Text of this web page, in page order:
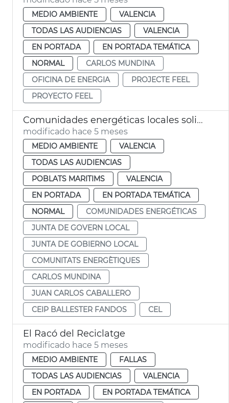
MEDIO AMBIENTE
VALENCIA
TODAS LAS AUDIENCIAS
VALENCIA
EN PORTADA
EN PORTADA TEMÁTICA
NORMAL
CARLOS MUNDINA
OFICINA DE ENERGIA
PROJECTE FEEL
PROYECTO FEEL
Comunidades energéticas locales solidarias València
modificado hace 5 meses
MEDIO AMBIENTE
VALENCIA
TODAS LAS AUDIENCIAS
POBLATS MARITIMS
VALENCIA
EN PORTADA
EN PORTADA TEMÁTICA
NORMAL
COMUNIDADES ENERGÉTICAS
JUNTA DE GOVERN LOCAL
JUNTA DE GOBIERNO LOCAL
COMUNITATS ENERGÈTIQUES
CARLOS MUNDINA
JUAN CARLOS CABALLERO
CEIP BALLESTER FANDOS
CEL
El Racó del Reciclatge
modificado hace 5 meses
MEDIO AMBIENTE
FALLAS
TODAS LAS AUDIENCIAS
VALENCIA
EN PORTADA
EN PORTADA TEMÁTICA